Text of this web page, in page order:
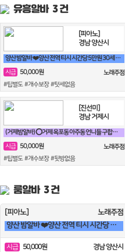
유흥알바 3 건
[피아노]
경남 양산시
양산 밤알바 ❤️양산 전역 티시 시간당 5만원 30세 ~ 50세❤️
시급
50,000원
노래주점
#팁별도 #개수보장 #텃세없음
[진선미]
경남 거제시
(거제밤알바) ⭕거제 옥포동 아주동 언니들 구합니다^^⭕
시급
50,000원
노래주점
#팁별도 #개수보장 #뒷방없음
룸알바 3 건
[피아노]
노래주점
양산 밤알바 ❤️양산 전역 티시 시간당 5만원 30세 ~ 50세❤️
시급 50,000원 경남 양산시